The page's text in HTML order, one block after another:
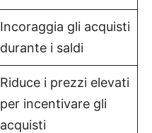
Incoraggia gli acquisti
durante i saldi
Riduce i prezzi elevati
per incentivare gli
acquisti